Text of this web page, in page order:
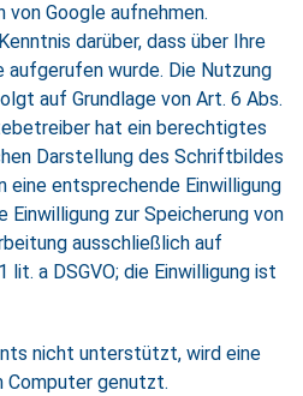
von Google aufnehmen.
darüber, dass über Ihre
wurde. Die Nutzung
auf Grundlage von Art. 6 Abs.
hat ein berechtigtes
Darstellung des Schriftbildes
eine entsprechende Einwilligung
Einwilligung zur Speicherung von
ausschließlich auf
lit. a DSGVO; die Einwilligung ist
nicht unterstützt, wird eine
Computer genutzt.